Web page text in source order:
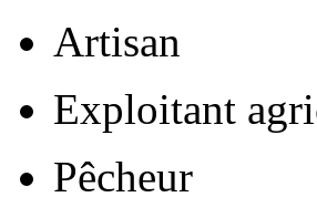
Artisan
Exploitant
Pêcheur